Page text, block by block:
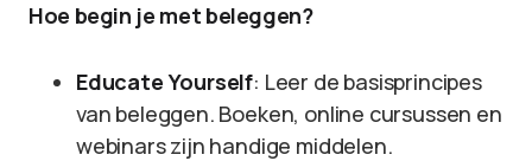
Hoe begin je met beleggen?
Educate Yourself: Leer de basisprincipes
van beleggen. Boeken, online cursussen en
webinars zijn handige middelen.